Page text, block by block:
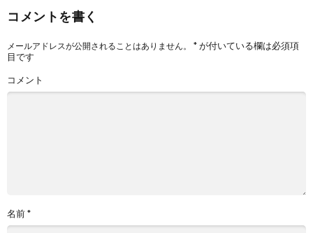
コメントを書く
メールアドレスが公開されることはありません。 *が付いている欄は必須項
目です
コメント
名前*